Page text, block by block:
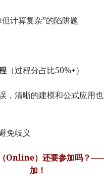
计算复杂”的陷阱题
（过程分占比50%+）
，清晰的建模和公式应用
免歧义
Online）还要参加吗？
加！